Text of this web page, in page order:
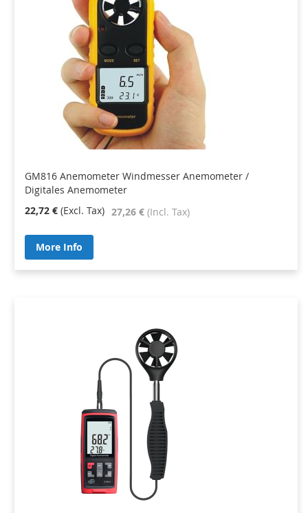
GM816 Anemometer Windmesser Anemometer /
Digitales Anemometer
27,26 €
22,72 €
More Info